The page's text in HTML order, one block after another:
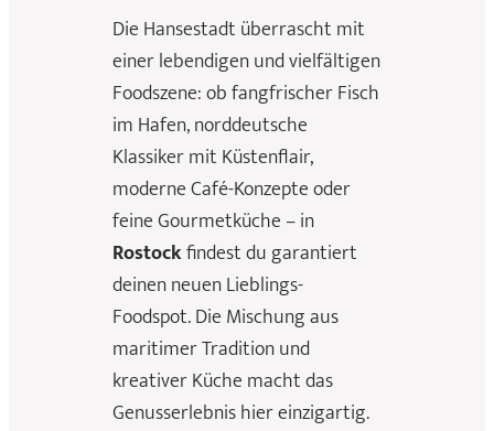
Die Hansestadt überrascht mit
einer lebendigen und vielfältigen
Foodszene: ob fangfrischer Fisch
im Hafen, norddeutsche
Klassiker mit Küstenflair,
moderne Café-Konzepte oder
feine Gourmetküche – in
Rostockfindest du garantiert
deinen neuen Lieblings-
Foodspot. Die Mischung aus
maritimer Tradition und
kreativer Küche macht das
Genusserlebnis hier einzigartig.